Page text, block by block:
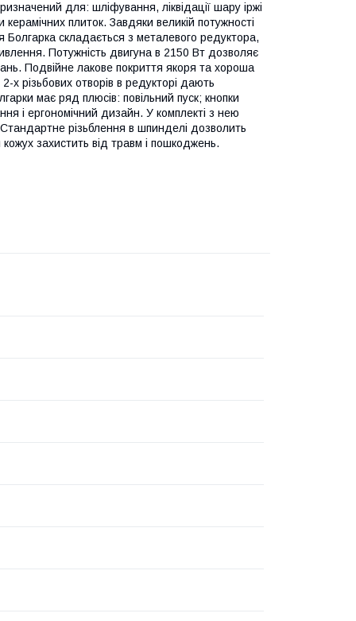
для: шліфування, ліквідації шару іржі
плиток. Завдяки великій потужності
складається з металевого редуктора,
Потужність двигуна в 2150 Вт дозволяє
Подвійне лакове покриття якоря та хороша
х різьбових отворів в редукторі дають
має ряд плюсів: повільний пуск; кнопки
і ергономічний дизайн. У комплекті з нею
різьблення в шпинделі дозволить
кожух захистить від травм і пошкоджень.